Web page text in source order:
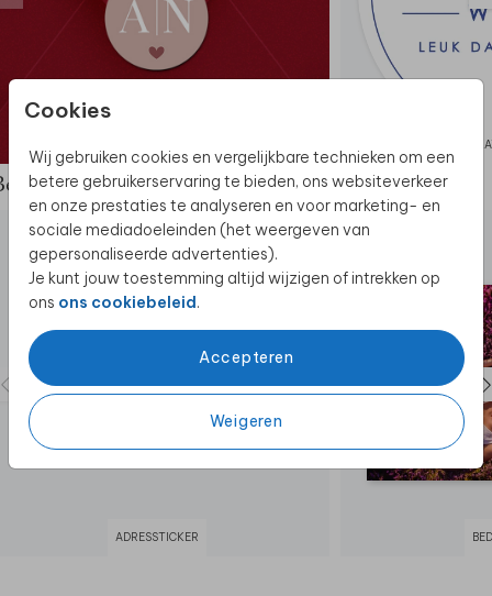
Cookies
Wij gebruiken cookies en vergelijkbare technieken om een
betere gebruikerservaring te bieden, ons websiteverkeer
en onze prestaties te analyseren en voor marketing- en
sociale mediadoeleinden (het weergeven van
gepersonaliseerde advertenties).
Je kunt jouw toestemming altijd wijzigen of intrekken op
ons ons cookiebeleid.
Accepteren
Weigeren
de complete set
ADRESSTICKER